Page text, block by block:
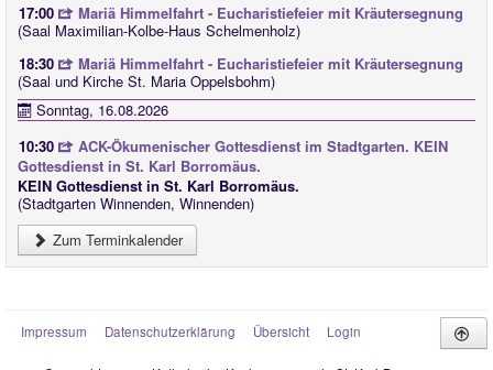
17:00
Mariä Himmelfahrt - Eucharistiefeier mit Kräutersegnung
(Saal Maximilian-Kolbe-Haus Schelmenholz)
18:30
Mariä Himmelfahrt - Eucharistiefeier mit Kräutersegnung
(Saal und Kirche St. Maria Oppelsbohm)
Sonntag, 16.08.2026
10:30
ACK-Ökumenischer Gottesdienst im Stadtgarten. KEIN
Gottesdienst in St. Karl Borromäus.
KEIN Gottesdienst in St. Karl Borromäus.
(Stadtgarten Winnenden, Winnenden)
Zum Terminkalender
Impressum Datenschutzerklärung Übersicht Login